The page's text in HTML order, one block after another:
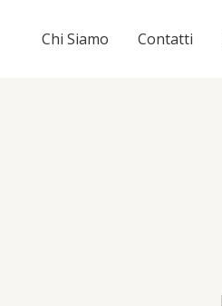
Chi Siamo Contatti